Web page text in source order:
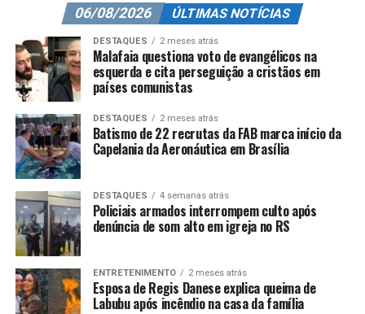
06/08/2026 ÚLTIMAS NOTÍCIAS
DESTAQUES 2 meses atrás
Malafaia questiona voto de evangélicos na
esquerda e cita perseguição a cristãos em
países comunistas
DESTAQUES 2 meses atrás
Batismo de 22 recrutas da FAB marca início da
Capelania da Aeronáutica em Brasília
DESTAQUES 4 semanas atrás
Policiais armados interrompem culto após
denúncia de som alto em igreja no RS
ENTRETENIMENTO 2 meses atrás
Esposa de Regis Danese explica queima de
Labubu após incêndio na casa da família